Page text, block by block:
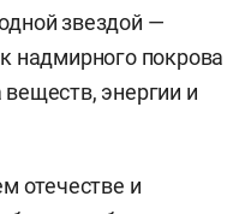
звездой —
надмирного покрова
энергии и
отечестве и